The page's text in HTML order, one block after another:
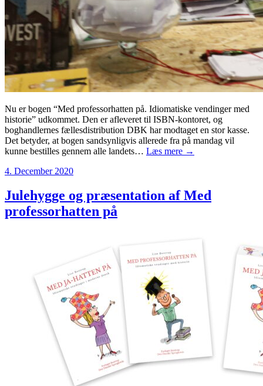
Nu er bogen “Med professorhatten på. Idiomatiske vendinger med
historie” udkommet. Den er afleveret til ISBN-kontoret, og
boghandlernes fællesdistribution DBK har modtaget en stor kasse.
Det betyder, at bogen sandsynligvis allerede fra på mandag vil
kunne bestilles gennem alle landets… Læs mere →
4. December 2020
Julehygge og præsentation af Med
professorhatten på